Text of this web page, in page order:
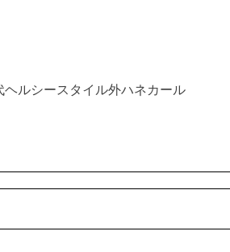
ヘルシースタイル外ハネカール